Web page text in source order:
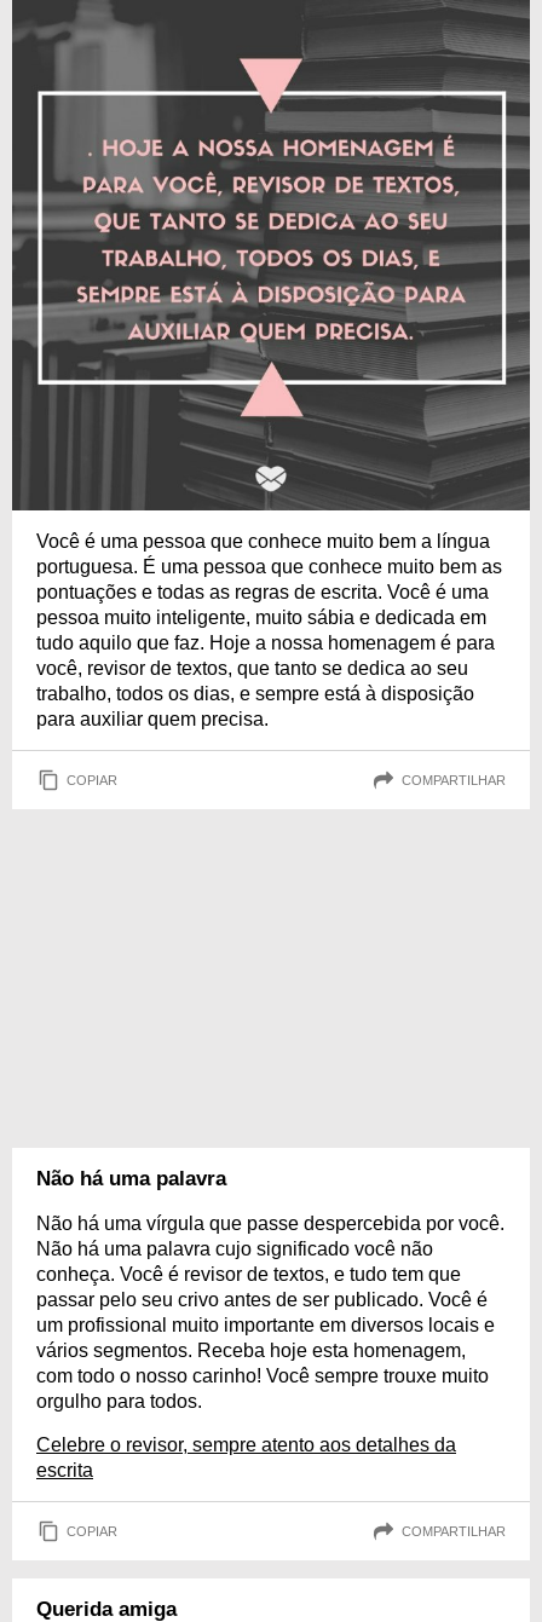
Você é uma pessoa que conhece muito bem a língua
portuguesa. É uma pessoa que conhece muito bem as
pontuações e todas as regras de escrita. Você é uma
pessoa muito inteligente, muito sábia e dedicada em
tudo aquilo que faz. Hoje a nossa homenagem é para
você, revisor de textos, que tanto se dedica ao seu
trabalho, todos os dias, e sempre está à disposição
para auxiliar quem precisa.
COPIAR COMPARTILHAR
Não há uma palavra
Não há uma vírgula que passe despercebida por você.
Não há uma palavra cujo significado você não
conheça. Você é revisor de textos, e tudo tem que
passar pelo seu crivo antes de ser publicado. Você é
um profissional muito importante em diversos locais e
vários segmentos. Receba hoje esta homenagem,
com todo o nosso carinho! Você sempre trouxe muito
orgulho para todos.
Celebre o revisor, sempre atento aos detalhes da
escrita
COPIAR COMPARTILHAR
Querida amiga